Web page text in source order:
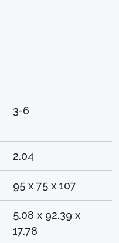
3-6
2.04
95 x 75 x 107
5.08 x 92.39 x
17.78